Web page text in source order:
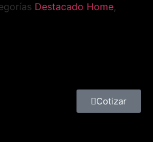
Destacado Home,
Cotizar